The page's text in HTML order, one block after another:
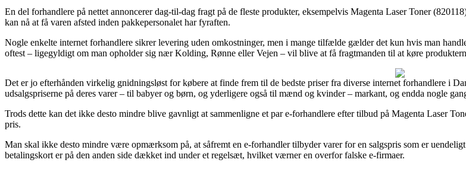
En del forhandlere på nettet annoncerer dag-til-dag fragt på de fleste produkter, eksempelvis Magenta Laser Toner
kan nå at få varen afsted inden pakkepersonalet har fyraften.
Nogle enkelte internet forhandlere sikrer levering uden omkostninger, men i mange tilfælde gælder det kun hvis man
oftest – ligegyldigt om man opholder sig nær Kolding, Rønne eller Vejen – vil blive at få fragtmanden til at køre
Det er jo efterhånden virkelig gnidningsløst for købere at finde frem til de bedste priser fra diverse internet forhandlere i
udsalgspriserne på deres varer – til babyer og børn, og yderligere også til mænd og kvinder – markant, og endda nogle
Trods dette kan det ikke desto mindre blive gavnligt at sammenligne et par e-forhandlere efter tilbud på Magenta Laser
pris.
Man skal ikke desto mindre være opmærksom på, at såfremt en e-forhandler tilbyder varer for en salgspris som er
betalingskort er på den anden side dækket ind under et regelsæt, hvilket værner en overfor falske e-firmaer.